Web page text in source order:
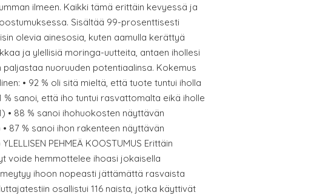
ilmeen. Kaikki tämä erittäin kevyessä ja
Sisältää 99-prosenttisesti
olevia ainesosia, kuten aamulla kerättyä
ja ylellisiä moringa-uutteita, antaen ihollesi
paljastaa nuoruuden potentiaalinsa. Kokemus
• 92 % oli sitä mieltä, että tuote tuntui iholla
% sanoi, että iho tuntui rasvattomalta eikä iholle
• 88 % sanoi ihohuokosten näyttävän
87 % sanoi ihon rakenteen näyttävän
PEHMEÄ KOOSTUMUS Erittäin
voide hemmottelee ihoasi jokaisella
ihoon nopeasti jättämättä rasvaista
osallistui 116 naista, jotka käyttivät